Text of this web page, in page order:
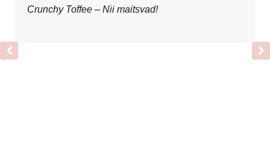
Crunchy Toffee – Nii maitsvad!